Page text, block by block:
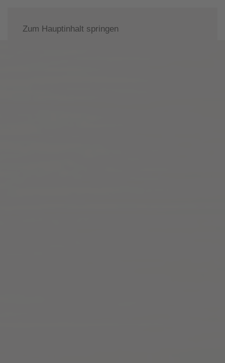
Zum Hauptinhalt springen